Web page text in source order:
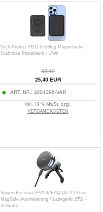
Tech-Protect PB11 LifeMag Magnetische
Drahtlose Powerbank - 15W
33,10
25,40EUR
ART. NR.: 2004396-VAR
inkl. 19 % MwSt. zzgl.
VERSANDKOSTEN
Spigen Essential EV25MFAQ Qi2.2 Peltier
MagSafe Autohalterung / Ladegerät 25W -
Schwarz